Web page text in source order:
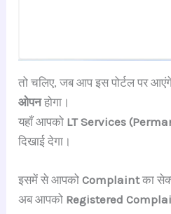
तो चलिए, जब आप इस पोर्टल पर
ओपनहोगा।
यहाँ आपको LT Services
दिखाई देगा।
इसमें से आपकोComplaintका
अब आपको Registered